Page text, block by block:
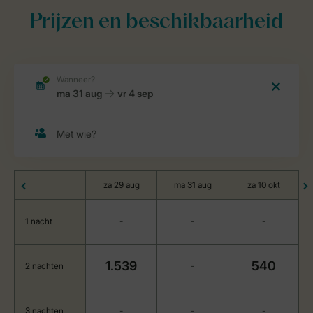
Prijzen en beschikbaarheid
za 29 aug ma 31 aug za 10 okt
1 nacht - - -
2 nachten 1.539 - 540
3 nachten - - -